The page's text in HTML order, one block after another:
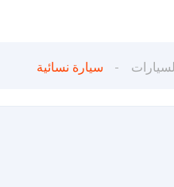
سيارة نسائية